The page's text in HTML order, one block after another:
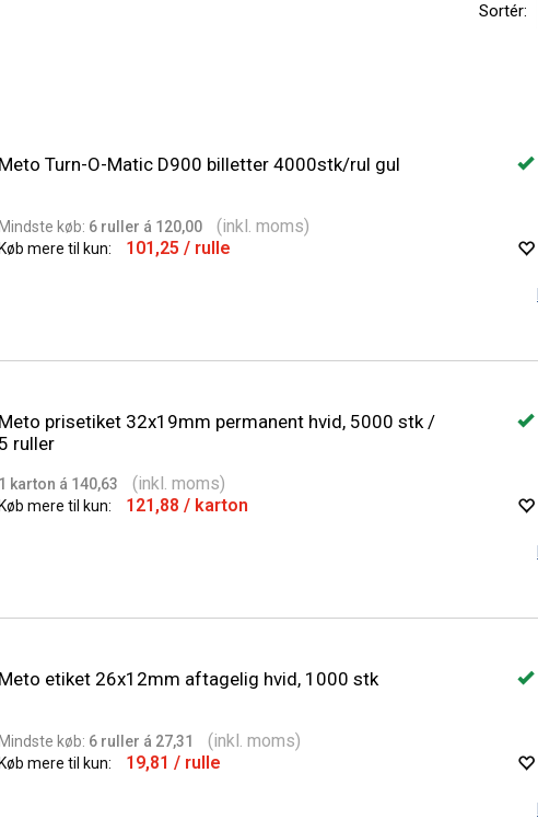
Sortér:
Meto Turn-O-Matic D900 billetter 4000stk/rul gul
Mindste køb: 6 ruller á 120,00 (inkl. moms)
Køb mere til kun: 101,25 / rulle
Meto prisetiket 32x19mm permanent hvid, 5000 stk /
5 ruller
1 karton á 140,63 (inkl. moms)
Køb mere til kun: 121,88 / karton
Meto etiket 26x12mm aftagelig hvid, 1000 stk
Mindste køb: 6 ruller á 27,31 (inkl. moms)
Køb mere til kun: 19,81 / rulle